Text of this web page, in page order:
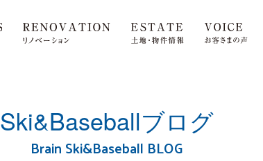
Ski&Baseballブログ
Brain Ski&Baseball BLOG